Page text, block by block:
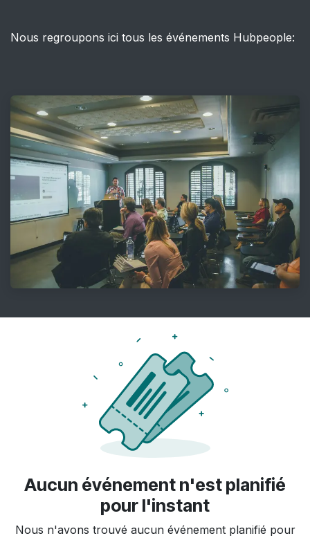
Nous regroupons ici tous les événements Hubpeople:
Aucun événement n'est planifié
pour l'instant
Nous n'avons trouvé aucun événement planifié pour